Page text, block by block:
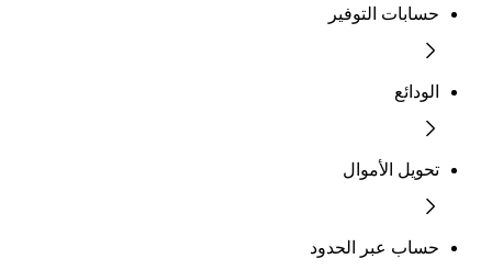
حسابات التوفير
الودائع
تحويل الأموال
حساب عبر الحدود